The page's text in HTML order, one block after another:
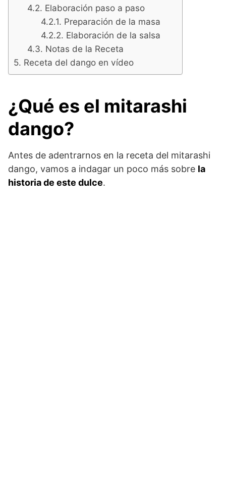
Elaboración paso a paso
Preparación de la masa
Elaboración de la salsa
Notas de la Receta
Receta del dango en vídeo
¿Qué es el mitarashi
dango?
Antes de adentrarnos en la receta del mitarashi
dango, vamos a indagar un poco más sobre la
historia de este dulce.